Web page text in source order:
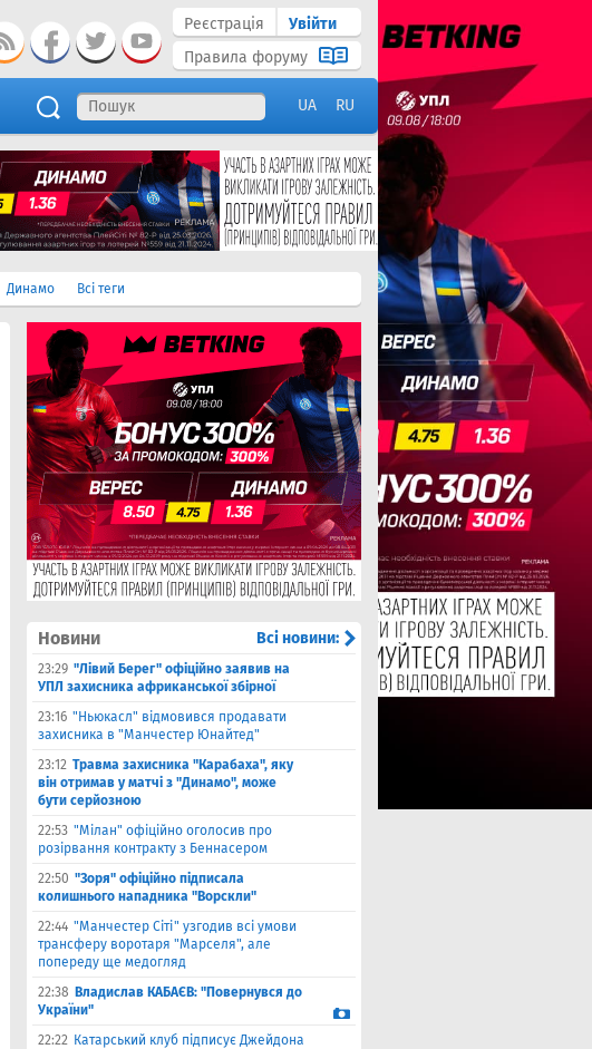
Реєстрація
Увійти
Правила форуму
UA RU
Динамо Всі теги
Новини Всі новини:
23:29 "Лівий Берег" офіційно заявив на
УПЛ захисника африканської збірної
23:16 "Ньюкасл" відмовився продавати
захисника в "Манчестер Юнайтед"
23:12 Травма захисника "Карабаха", яку
він отримав у матчі з "Динамо", може
бути серйозною
22:53 "Мілан" офіційно оголосив про
розірвання контракту з Беннасером
22:50 "Зоря" офіційно підписала
колишнього нападника "Ворскли"
22:44 "Манчестер Сіті" узгодив всі умови
трансферу воротаря "Марселя", але
попереду ще медогляд
22:38 Владислав КАБАЄВ: "Повернувся до
України"
22:22 Катарський клуб підписує Джейдона